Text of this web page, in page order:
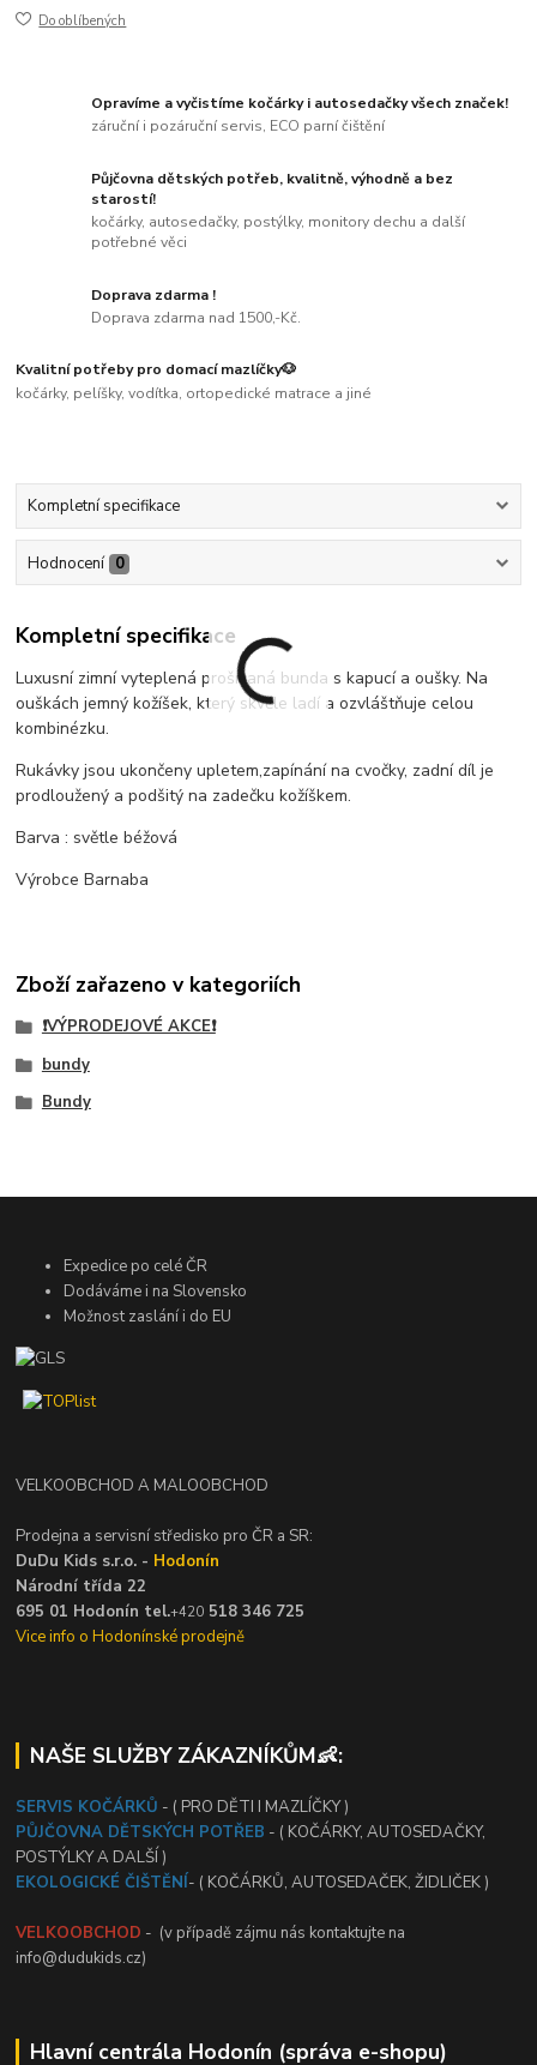
Do oblíbených
Opravíme a vyčistíme kočárky i autosedačky všech značek!
záruční i pozáruční servis, ECO parní čištění
Půjčovna dětských potřeb, kvalitně, výhodně a bez
starostí!
kočárky, autosedačky, postýlky, monitory dechu a další
potřebné věci
Doprava zdarma !
Doprava zdarma nad 1500,-Kč.
Kvalitní potřeby pro domací mazlíčky🐶
kočárky, pelíšky, vodítka, ortopedické matrace a jiné
Kompletní specifikace
Hodnocení 0
Kompletní specifikace
Luxusní zimní vyteplená prošívaná bunda s kapucí a oušky. Na
ouškách jemný kožíšek, který skvěle ladí a ozvláštňuje celou
kombinézku.
Rukávky jsou ukončeny upletem,zapínání na cvočky, zadní díl je
prodloužený a podšitý na zadečku kožíškem.
Barva : světle béžová
Výrobce Barnaba
Zboží zařazeno v kategoriích
❗VÝPRODEJOVÉ AKCE❗
bundy
Bundy
Expedice po celé ČR
Dodáváme i na Slovensko
Možnost zaslání i do EU
VELKOOBCHOD A MALOOBCHOD
Prodejna a servisní středisko pro ČR a SR:
DuDu Kids s.r.o. - Hodonín
Národní třída 22
695 01 Hodonín tel.+420 518 346 725
Vice info o Hodonínské prodejně
NAŠE SLUŽBY ZÁKAZNÍKŮM👶:
SERVIS KOČÁRKŮ - ( PRO DĚTI I MAZLÍČKY )
PŮJČOVNA DĚTSKÝCH POTŘEB - ( KOČÁRKY, AUTOSEDAČKY,
POSTÝLKY A DALŠÍ )
EKOLOGICKÉ ČIŠTĚNÍ- ( KOČÁRKŮ, AUTOSEDAČEK, ŽIDLIČEK )
VELKOOBCHOD - (v případě zájmu nás kontaktujte na
info@dudukids.cz)
Hlavní centrála Hodonín (správa e-shopu)